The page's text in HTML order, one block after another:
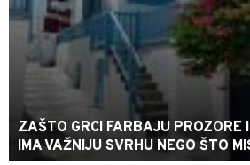
ZAŠTO GRCI FARBAJU PROZORE
IMA VAŽNIJU SVRHU NEGO ŠTO